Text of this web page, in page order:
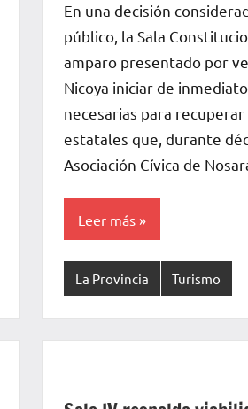
de
La
Pampa
En una decisión
público, la Sala
amparo presentado por
Nicoya iniciar de
necesarias para
estatales que, durante
Asociación Cívica de
Leer más
La Provincia Turismo